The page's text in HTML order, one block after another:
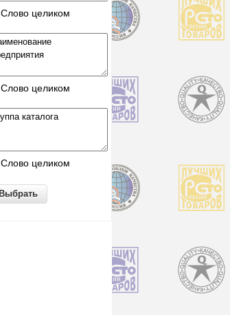
Слово целиком
Слово целиком
Слово целиком